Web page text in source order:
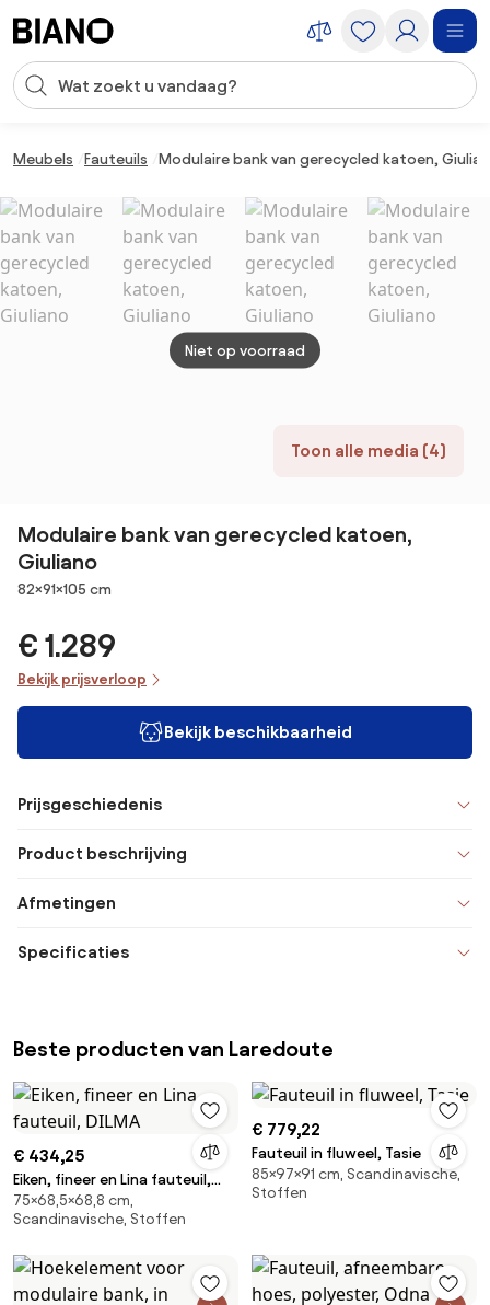
Zoekopdracht invoeren
Meubels Fauteuils Modulaire bank van gerecycled katoen,
Toon alle media (4)
Niet op voorraad
Modulaire bank van gerecycled katoen,
Giuliano
Afmetingen
82×91×105 cm
€ 1.289
Bekijk prijsverloop
Bekijk beschikbaarheid
Prijsgeschiedenis
Product beschrijving
Afmetingen
Specificaties
Beste producten van Laredoute
€ 434,25
Eiken, fineer en Lina fauteuil,
DILMA
75×68,5×68,8 cm,
Scandinavische, Stoffen
€ 779,22
Fauteuil in fluweel, Tasie
85×97×91 cm, Scandinavische,
Stoffen